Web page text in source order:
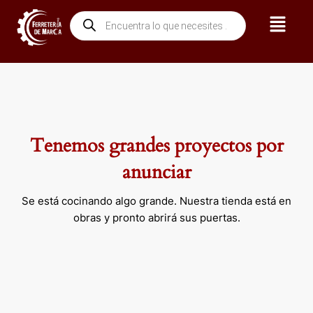
contenido
Búsqueda
de
productos
Menú
Tenemos grandes proyectos por
anunciar
Se está cocinando algo grande. Nuestra tienda está en
obras y pronto abrirá sus puertas.